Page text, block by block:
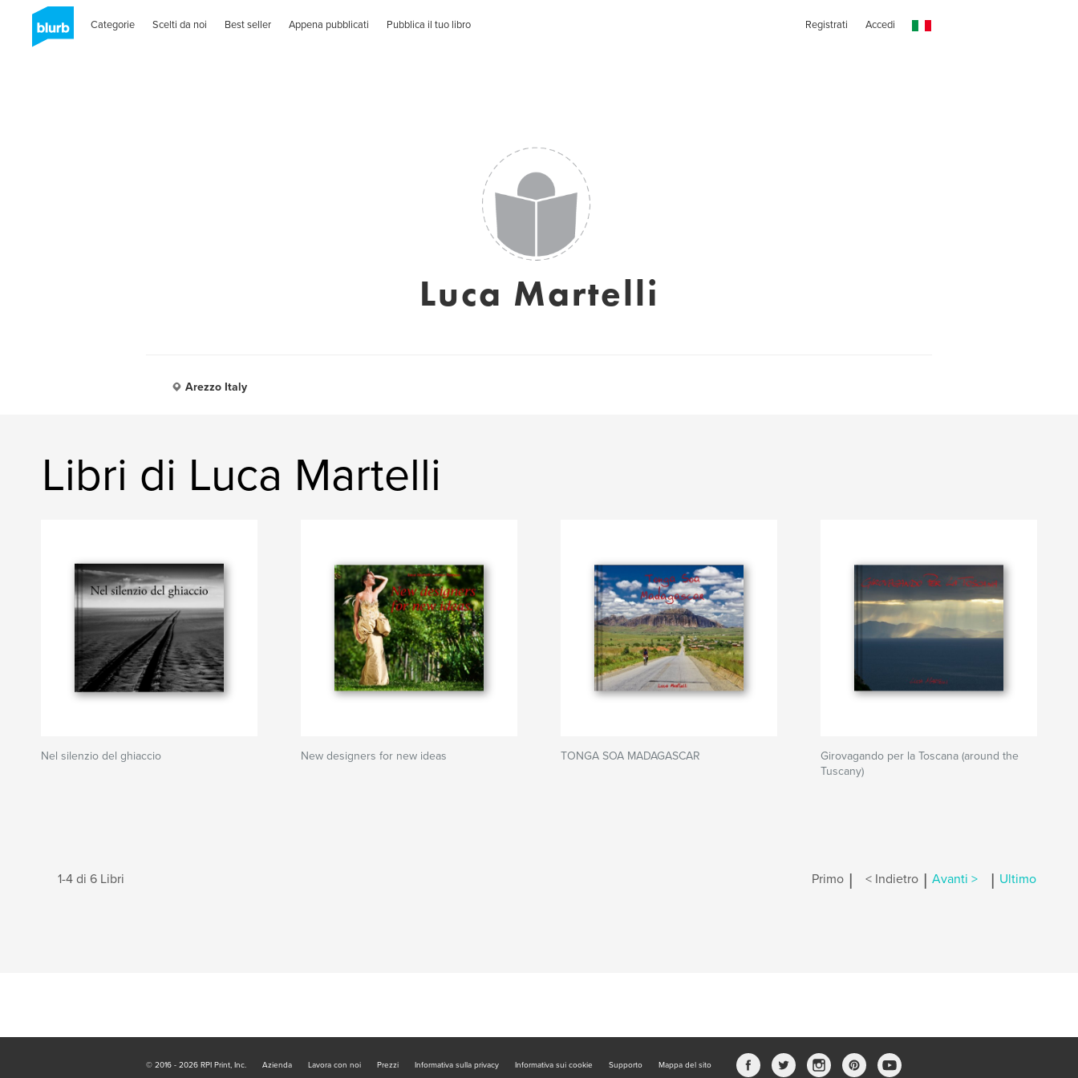
Categorie Scelti da noi Best seller Appena pubblicati Pubblica il tuo libro Registrati Accedi
Luca Martelli
Arezzo Italy
Libri di Luca Martelli
Nel silenzio del ghiaccio New designers for new ideas TONGA SOA MADAGASCAR
Girovagando per la Toscana (around the
Tuscany)
1-4 di 6 Libri Primo | < Indietro | Avanti > | Ultimo
© 2016 - 2026 RPI Print, Inc. Azienda Lavora con noi Prezzi Informativa sulla privacy Informativa sui cookie Supporto Mappa del sito